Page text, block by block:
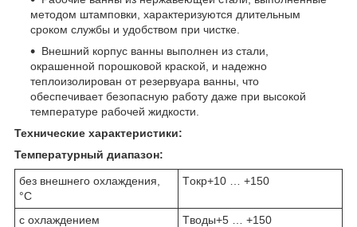
методом штамповки, характеризуются длительным
сроком службы и удобством при чистке.
Внешний корпус ванны выполнен из стали,
окрашенной порошковой краской, и надежно
теплоизолирован от резервуара ванны, что
обеспечивает безопасную работу даже при высокой
температуре рабочей жидкости.
Технические характеристики:
Температурный диапазон:
без внешнего охлаждения,
°С
Tокр+10 … +150
с охлаждением
Tводы+5 … +150